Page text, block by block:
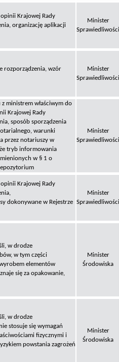
Krajowej Rady
organizację aplikacji
Minister
Sprawiedliwości
rozporządzenia, wzór
Minister
Sprawiedliwości
ministrem właściwym do
Krajowej Rady
sposób sporządzenia
warunki
przez notariuszy w
tryb informowania
w § 1 o
Minister
Sprawiedliwości
Krajowej Rady
dokonywane w Rejestrze
Minister
Sprawiedliwości
w drodze
w tym części
elementów
się za opakowanie,
Minister
Środowiska
w drodze
stosuje się wymagań
fizycznymi i
powstania zagrożeń
Minister
Środowiska